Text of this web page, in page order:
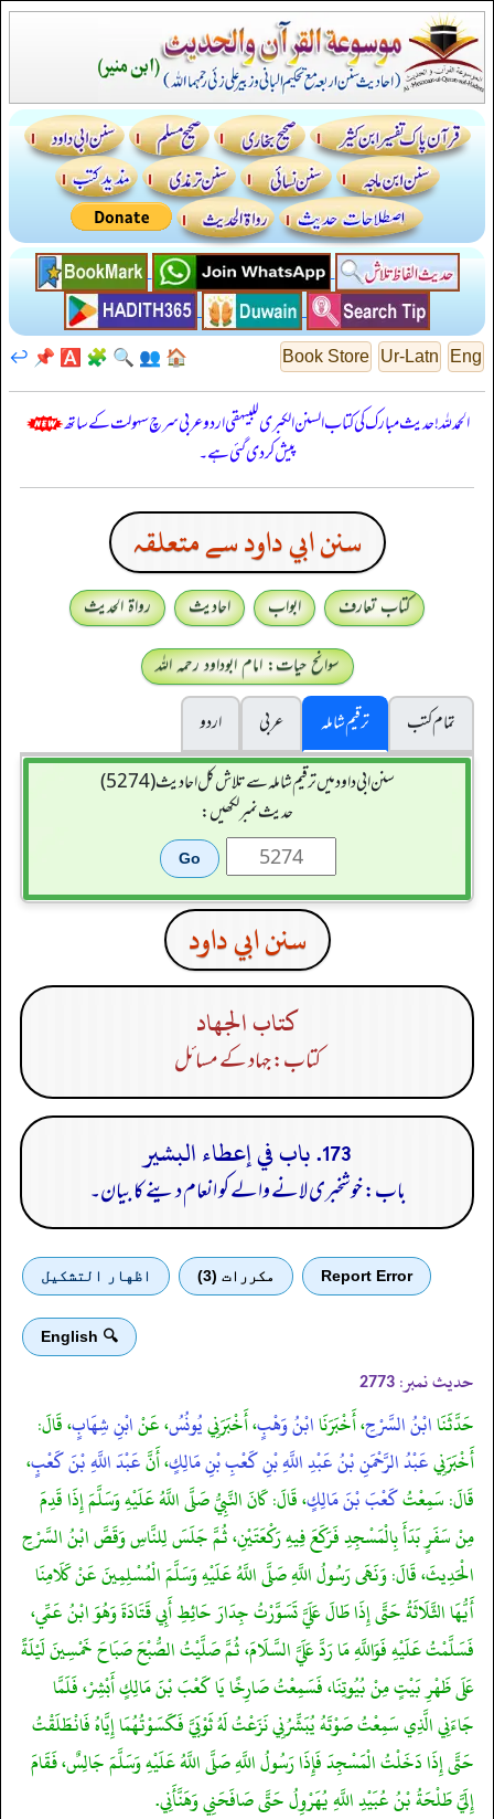
Eng
Ur-Latn
Book Store
🏠
👥
🔍
🧩
🅰️
📌
↩️
الحمدللہ! حدیث مبارک کی کتاب السنن الكبرى للبيهقي اردو عربی سرچ سہولت کے ساتھ
پیش کر دی گئی ہے۔
سنن ابي داود سے متعلقہ
کتاب تعارف ابواب احادیث
رواۃ الحدیث
سوانح حیات: امام ابوداود رحمہ اللہ
تمام کتب
ترقیم شاملہ عربی
اردو
سنن ابي داود میں ترقیم شاملہ سے تلاش کل احادیث (5274)
حدیث نمبر لکھیں:
سنن ابي داود
كتاب الجهاد
کتاب: جہاد کے مسائل
173. باب في إعطاء البشير
باب: خوشخبری لانے والے کو انعام دینے کا بیان۔
Report Error مكررات (3) اظهار التشكيل
🔍 English
حدیث نمبر: 2773
حَدَّثَنَاابْنُ السَّرْحِ، أَخْبَرَنَاابْنُ وَهْبٍ، أَخْبَرَنِييُونُسُ، عَنْابْنِ شِهَابٍ، قَالَ:
أَخْبَرَنِيعَبْدُ الرَّحْمَنِ بْنُ عَبْدِ اللَّهِ بْنِ كَعْبِ بْنِ مَالِكٍ، أَنَّعَبْدَ اللَّهِ بْنَ كَعْبٍ،
قَالَ: سَمِعْتُكَعْبَ بْنَ مَالِكٍ، قَالَ: كَانَ النَّبِيُّ صَلَّى اللَّهُ عَلَيْهِ وَسَلَّمَ إِذَا قَدِمَ
مِنْ سَفَرٍ بَدَأَ بِالْمَسْجِدِ فَرَكَعَ فِيهِ رَكْعَتَيْنِ، ثُمَّ جَلَسَ لِلنَّاسِ وَقَصَّ ابْنُ السَّرْحِ
الْحَدِيثَ، قَالَ: وَنَهَى رَسُولُ اللَّهِ صَلَّى اللَّهُ عَلَيْهِ وَسَلَّمَ الْمُسْلِمِينَ عَنْ كَلَامِنَا
أَيُّهَا الثَّلَاثَةُ حَتَّى إِذَا طَالَ عَلَيَّ تَسَوَّرْتُ جِدَارَ حَائِطِ أَبِي قَتَادَةَ وَهُوَ ابْنُ عَمِّي،
فَسَلَّمْتُ عَلَيْهِ فَوَاللَّهِ مَا رَدَّ عَلَيَّ السَّلَامَ، ثُمَّ صَلَّيْتُ الصُّبْحَ صَبَاحَ خَمْسِينَ لَيْلَةً
عَلَى ظَهْرِ بَيْتٍ مِنْ بُيُوتِنَا، فَسَمِعْتُ صَارِخًا يَا كَعْبَ بْنَ مَالِكٍ أَبْشِرْ، فَلَمَّا
جَاءَنِي الَّذِي سَمِعْتُ صَوْتَهُ يُبَشِّرُنِي نَزَعْتُ لَهُ ثَوْبَيَّ فَكَسَوْتُهُمَا إِيَّاهُ فَانْطَلَقْتُ
حَتَّى إِذَا دَخَلْتُ الْمَسْجِدَ فَإِذَا رَسُولُ اللَّهِ صَلَّى اللَّهُ عَلَيْهِ وَسَلَّمَ جَالِسٌ، فَقَامَ
إِلَيَّ طَلْحَةُ بْنُ عُبَيْدِ اللَّهِ يُهَرْوِلُ حَتَّى صَافَحَنِي وَهَنَّأَنِي.